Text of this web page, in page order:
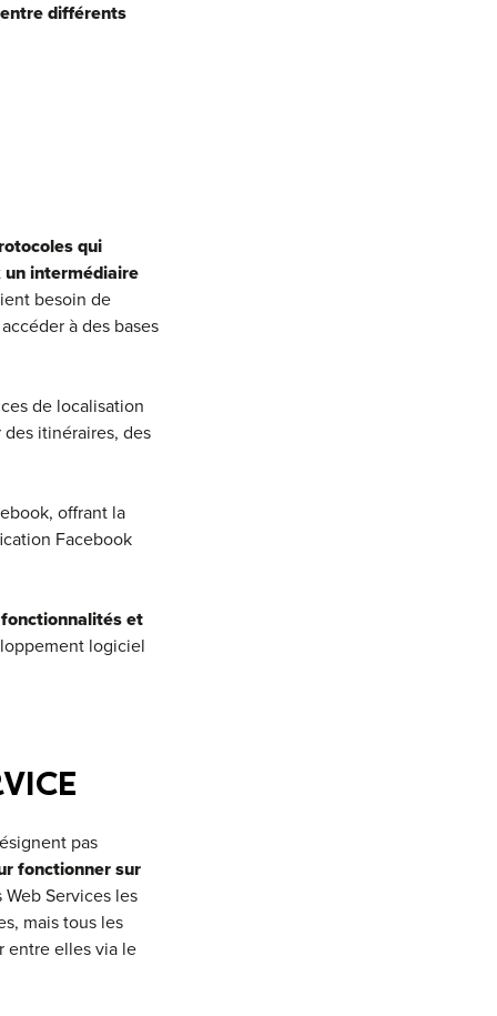
différents
qui
un intermédiaire
besoin de
à des bases
de localisation
itinéraires, des
offrant la
Facebook
et
logiciel
pas
fonctionner sur
Services les
mais tous les
entre elles via le